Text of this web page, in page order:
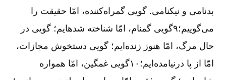
بدنامی و نیکنامی. گویی گمراه‌کننده، امّا حقیقت را
می‌گوییم؛۹گویی گمنام، امّا شناخته شدهایم؛ گویی در
حال مرگ، امّا هنوز زنده‌ایم؛ گویی دستخوش مجازات،
امّا از پا درنیامده‌ایم؛۱۰گویی غمگین، امّا همواره